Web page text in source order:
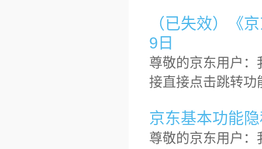
（已失效）《
9日
尊敬的京东用户
接直接点击跳转功
京东基本功能
尊敬的京东用户